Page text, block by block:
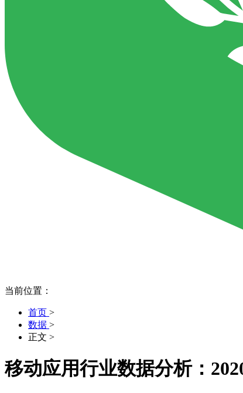
当前位置：
首页 >
数据 >
正文 >
移动应用行业数据分析：